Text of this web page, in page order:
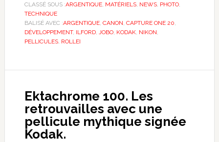
CLASSÉ SOUS :ARGENTIQUE, MATÉRIELS, NEWS, PHOTO,
TECHNIQUE
BALISÉ AVEC :ARGENTIQUE, CANON CAPTURE ONE 20
DÉVELOPPEMENT, ILFORD, JOBO, KODAK, NIKON
PELLICULES, ROLLEI
Ektachrome 100. Les
retrouvailles avec une
pellicule mythique signée
Kodak.